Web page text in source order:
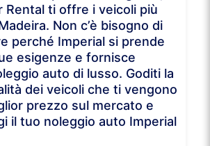
Rental ti offre i veicoli più
Non c’è bisogno di
perché Imperial si prende
esigenze e fornisce
auto di lusso. Goditi la
dei veicoli che ti vengono
prezzo sul mercato e
il tuo noleggio auto Imperial